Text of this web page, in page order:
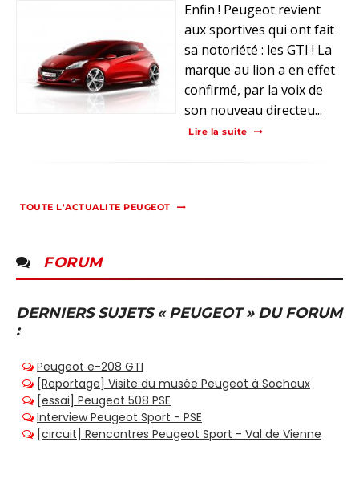
Enfin ! Peugeot revient
aux sportives qui ont fait
sa notoriété : les GTI ! La
marque au lion a en effet
confirmé, par la voix de
son nouveau directeu...
Lire la suite
TOUTE L'ACTUALITE PEUGEOT
FORUM
DERNIERS SUJETS « PEUGEOT » DU FORUM
: